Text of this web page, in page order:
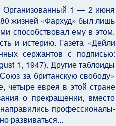
Организованный 1 — 2 июня
жизней «Фархуд» был лишь
способствовал ему в этом.
и истерию. Газета «Дейли
сержантов с подписью:
1, 1947). Другие таблоиды
за британскую свободу»
четыре еврея в этой стране
о прекращении, вместо
профессионалы-
развиваться...